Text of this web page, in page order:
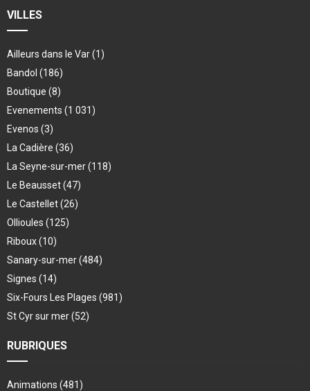
VILLES
Ailleurs dans le Var(1)
Bandol (186)
Boutique (8)
Evenements (1 031)
Evenos (3)
La Cadière (36)
La Seyne-sur-mer(118)
Le Beausset(47)
Le Castellet(26)
Ollioules (125)
Riboux(10)
Sanary-sur-mer(484)
Signes (14)
Six-Fours Les Plages (981)
St Cyr sur mer(52)
RUBRIQUES
Animations (481)